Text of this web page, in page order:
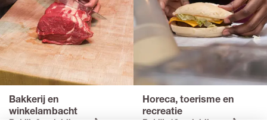
Bakkerij en
winkelambacht
Horeca, toerisme en
recreatie